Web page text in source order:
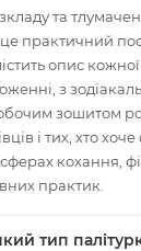
та
практичний
опис
з
зошитом
і тих, хто
кохання,
практик.
тип